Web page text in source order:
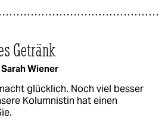
Getränk
Sarah Wiener
glücklich. Noch viel besser
Kolumnistin hat einen